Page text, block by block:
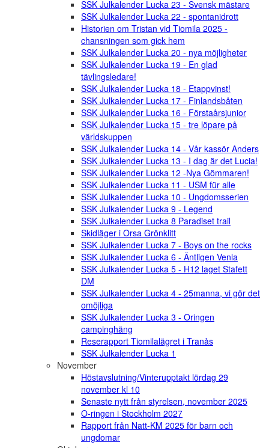
SSK Julkalender Lucka 23 - Svensk mästare
SSK Julkalender Lucka 22 - spontanidrott
Historien om Tristan vid Tiomila 2025 -
chansningen som gick hem
SSK Julkalender Lucka 20 - nya möjligheter
SSK Julkalender Lucka 19 - En glad
tävlingsledare!
SSK Julkalender Lucka 18 - Etappvinst!
SSK Julkalender Lucka 17 - Finlandsbåten
SSK Julkalender Lucka 16 - Förstaårsjunior
SSK Julkalender Lucka 15 - tre löpare på
världskuppen
SSK Julkalender Lucka 14 - Vår kassör Anders
SSK Julkalender Lucka 13 - I dag är det Lucia!
SSK Julkalender Lucka 12 -Nya Gömmaren!
SSK Julkalender Lucka 11 - USM für alle
SSK Julkalender Lucka 10 - Ungdomsserien
SSK Julkalender Lucka 9 - Legend
SSK Julkalender Lucka 8 Paradiset trail
Skidläger i Orsa Grönklitt
SSK Julkalender Lucka 7 - Boys on the rocks
SSK Julkalender Lucka 6 - Äntligen Venla
SSK Julkalender Lucka 5 - H12 laget Stafett
DM
SSK Julkalender Lucka 4 - 25manna, vi gör det
omöjliga
SSK Julkalender Lucka 3 - Oringen
campinghäng
Reserapport Tiomilalägret i Tranås
SSK Julkalender Lucka 1
November
Höstavslutning/Vinterupptakt lördag 29
november kl 10
Senaste nytt från styrelsen, november 2025
O-ringen i Stockholm 2027
Rapport från Natt-KM 2025 för barn och
ungdomar